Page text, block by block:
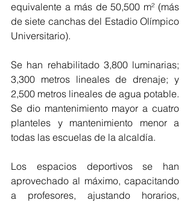
equivalente a más de 50,500 m² (más
de siete canchas del Estadio Olímpico
Universitario).
Se han rehabilitado 3,800 luminarias;
3,300 metros lineales de drenaje; y
2,500 metros lineales de agua potable.
Se dio mantenimiento mayor a cuatro
planteles y mantenimiento menor a
todas las escuelas de la alcaldía.
Los espacios deportivos se han
aprovechado al máximo, capacitando
a profesores, ajustando horarios,